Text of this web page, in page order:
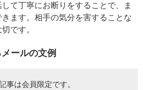
て丁寧にお断りをすることで、ま
ます。相手の気分を害することな
です。
ールの文例
事は会員限定です。